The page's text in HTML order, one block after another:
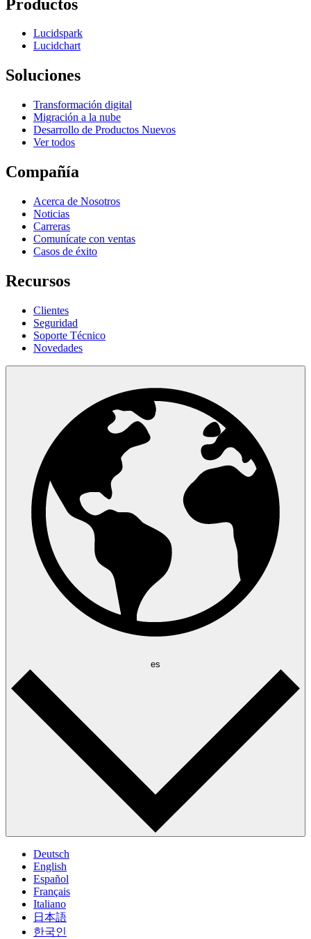
Productos
Lucidspark
Lucidchart
Soluciones
Transformación digital
Migración a la nube
Desarrollo de Productos Nuevos
Ver todos
Compañía
Acerca de Nosotros
Noticias
Carreras
Comunícate con ventas
Casos de éxito
Recursos
Clientes
Seguridad
Soporte Técnico
Novedades
es
Deutsch
English
Español
Français
Italiano
日本語
한국인